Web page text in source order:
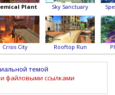
Plant Sky Sanctuary
Crisis City Rooftop Run
темой
файловыми ссылками